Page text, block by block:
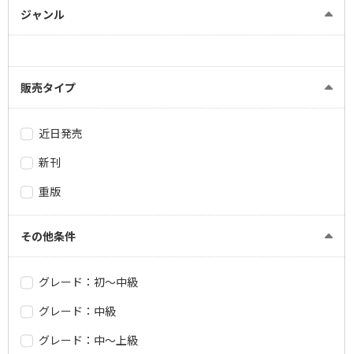
ジャンル
販売タイプ
近日発売
新刊
重版
その他条件
グレード：初～中級
グレード：中級
グレード：中～上級